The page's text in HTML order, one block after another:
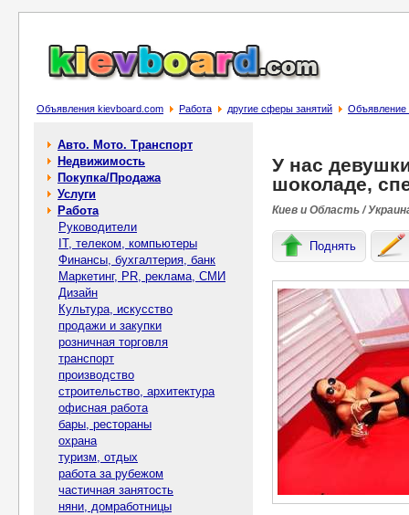
Объявления kievboard.com Работа другие сферы занятий Объявление
Авто. Мото. Транспорт
Недвижимость
Покупка/Продажа
Услуги
Работа
Руководители
IT, телеком, компьютеры
Финансы, бухгалтерия, банк
Маркетинг, PR, реклама, СМИ
Дизайн
Культура, искусство
продажи и закупки
розничная торговля
транспорт
производство
строительство, архитектура
офисная работа
бары, рестораны
охрана
туризм, отдых
работа за рубежом
частичная занятость
няни, домработницы
У нас
шоколаде,
Киев и Область /
Поднять